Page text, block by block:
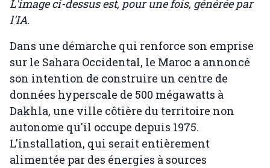
L'image ci-dessus est, pour une fois, générée par
l'IA.
Dans une démarche qui renforce son emprise
sur le Sahara Occidental, le Maroc a annoncé
son intention de construire un centre de
données hyperscale de 500 mégawatts à
Dakhla, une ville côtière du territoire non
autonome qu'il occupe depuis 1975.
L'installation, qui serait entièrement
alimentée par des énergies à sources